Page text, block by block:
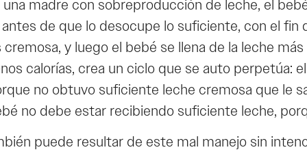
madre con sobreproducción de leche, el
de que lo desocupe lo suficiente, con el
y luego el bebé se llena de la leche
calorías, crea un ciclo que se auto
no obtuvo suficiente leche cremosa que le
no debe estar recibiendo suficiente leche,
puede resultar de este mal manejo sin